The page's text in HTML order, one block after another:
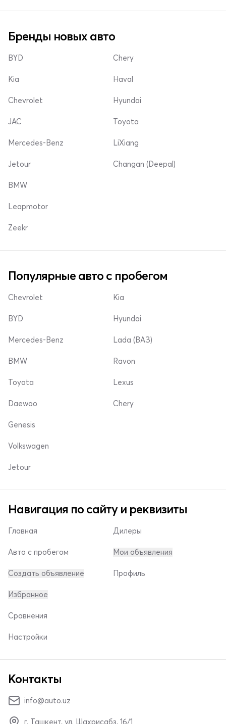
Бренды новых авто
BYD
Kia
Chevrolet
Chery
Haval
Hyundai
JAC
Mercedes-Benz
Jetour
Toyota
LiXiang
Changan (Deepal)
BMW
Leapmotor
Zeekr
Популярные авто с пробегом
Chevrolet
BYD
Mercedes-Benz
Kia
Hyundai
Lada (ВАЗ)
BMW
Toyota
Daewoo
Ravon
Lexus
Chery
Genesis
Volkswagen
Jetour
Навигация по сайту и реквизиты
Главная
Авто с пробегом
Создать объявление
Дилеры
Мои объявления
Профиль
Избранное
Сравнения
Настройки
Контакты
info@auto.uz
г. Ташкент, ул. Шахрисабз, 16/1